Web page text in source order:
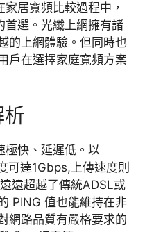
居寬頻比較過程中，
首選。光纖上網擁有諸
的上網體驗。但同時也
戶在選擇家庭寬頻方案
極快、延遲低。以
可達1Gbps,上傳速度則
遠超越了傳統ADSL或
PING 值也能維持在非
網路品質有嚴格要求的